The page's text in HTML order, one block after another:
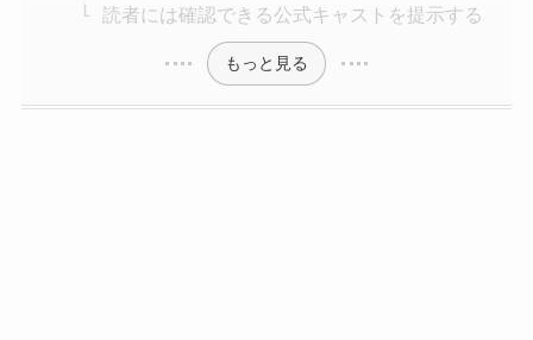
読者には確認できる公式キャストを提示する
もっと見る